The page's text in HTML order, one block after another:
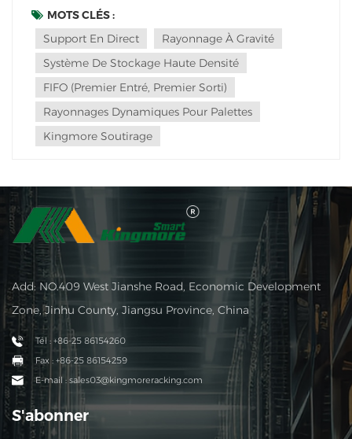
distribution et les usines de fabrication pour optimiser
la gestion des stocks. Caractéristiques principales
: Mouvement basé sur la gravitéUtilise des roul...
MOTS CLÉS :
Support En Direct
Rayonnage À Gravité
Système De Stockage Haute Densité
FIFO (Premier Entré, Premier Sorti)
Rayonnages Dynamiques Pour Palettes
Kingmore Soutirage
Add: NO.409 West Jianshe Road, Economic Development
Zone, Jinhu County, Jiangsu Province, China
Tél : +86-25 86154260
Fax : +86-25 86154259
E-mail : sales03@kingmoreracking.com
S'abonner